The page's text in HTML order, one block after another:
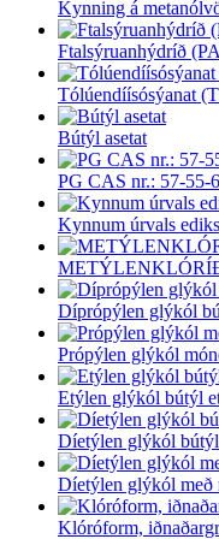
Kynning á
Ftalsýruanhýdríð
Tólúendíísósýanat
Bútýl asetat
PG CAS nr.: 57-55-6
Kynnum úrvals
Díprópýlen glýkól
Própýlen glýkól
Etýlen glýkól bútýl
Díetýlen glýkól
Díetýlen glýkól með
Klóróform,